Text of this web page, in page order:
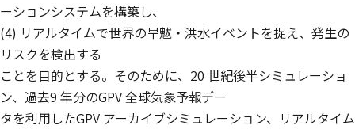
ーションシステムを構築し、
(4) リアルタイムで世界の旱魃・洪水イベントを捉え、発生の
リスクを検出する
ことを目的とする。そのために、20 世紀後半シミュレーショ
ン、過去9 年分のGPV 全球気象予報デー
タを利用したGPV アーカイブシミュレーション、リアルタイム